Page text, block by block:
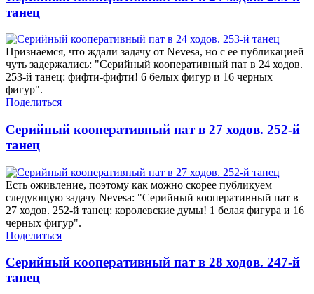
танец
Признаемся, что ждали задачу от Nevesa, но с ее публикацией
чуть задержались: "Серийный кооперативный пат в 24 ходов.
253-й танец: фифти-фифти! 6 белых фигур и 16 черных
фигур".
Поделиться
Серийный кооперативный пат в 27 ходов. 252-й
танец
Есть оживление, поэтому как можно скорее публикуем
следующую задачу Nevesa: "Серийный кооперативный пат в
27 ходов. 252-й танец: королевские думы! 1 белая фигура и 16
черных фигур".
Поделиться
Серийный кооперативный пат в 28 ходов. 247-й
танец